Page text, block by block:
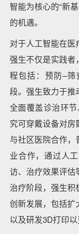
智能为核心的“新
的机遇。
对于人工智能在医
强生不仅是实践
程包括：预防–
段。强生致力于推
全面覆盖诊治环
究可穿戴设备对房
与社区医院合作
业合作，通过人
访、治疗效果评
治疗阶段，强生
创新发展，包括扩
以及研发3D打印